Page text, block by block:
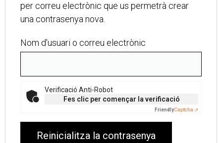
per correu electrònic que us permetrà crear
una contrasenya nova.
Nom d'usuari o correu electrònic
Verificació Anti-Robot
Fes clic per començar la verificació
FriendlyCaptcha ⇗
Reinicialitza la contrasenya